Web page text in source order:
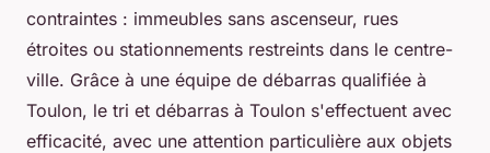
contraintes : immeubles sans ascenseur, rues
étroites ou stationnements restreints dans le centre-
ville. Grâce à une équipe de débarras qualifiée à
Toulon, le tri et débarras à Toulon s'effectuent avec
efficacité, avec une attention particulière aux objets